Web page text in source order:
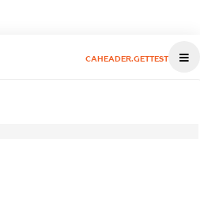
CAHEADER.GETTEST